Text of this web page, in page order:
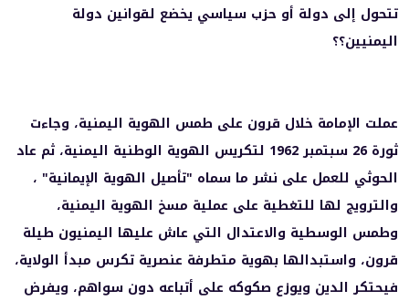
تتحول إلى دولة أو حزب سياسي يخضع لقوانين دولة
اليمنيين؟؟
عملت الإمامة خلال قرون على طمس الهوية اليمنية، وجاءت
ثورة 26 سبتمبر 1962 لتكريس الهوية الوطنية اليمنية، ثم عاد
الحوثي للعمل على نشر ما سماه "تأصيل الهوية الإيمانية" ،
والترويج لها للتغطية على عملية مسخ الهوية اليمنية،
وطمس الوسطية والاعتدال التي عاش عليها اليمنيون طيلة
قرون، واستبدالها بهوية متطرفة عنصرية تكرس مبدأ الولاية،
فيحتكر الدين ويوزع صكوكه على أتباعه دون سواهم، ويفرض